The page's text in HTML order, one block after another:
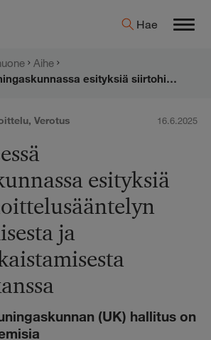
Hae
Aihe
Yhdistyneessä kuningaskunnassa esityksiä siirtohinnoittelusääntelyn laajentamisesta ja yhdenmukaistamisesta OECD:n kanssa
,Verotus 16.6.2025
esityksiä
ja
(UK) hallitus on